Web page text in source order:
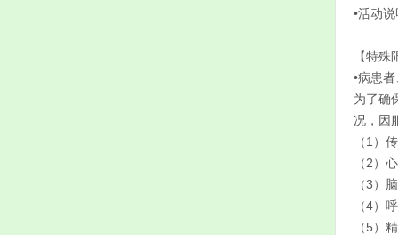
•活动
【特殊
•病患
为了确
况，因
（1）
（2）
（3）
（4）
（5）